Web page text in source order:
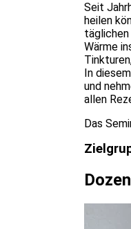
Seit
heilen
täglichen
Wärme
In
und
allen
Das